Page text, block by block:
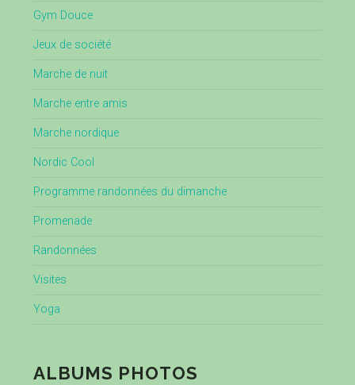
Gym Douce
Jeux de société
Marche de nuit
Marche entre amis
Marche nordique
Nordic Cool
Programme randonnées du dimanche
Promenade
Randonnées
Visites
Yoga
ALBUMS PHOTOS